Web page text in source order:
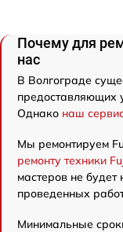
Почему для
нас
В Волгограде
предоставляющих
Однако наш
Мы ремонтируем
ремонту техники
мастеров не
проведенных
Минимальные